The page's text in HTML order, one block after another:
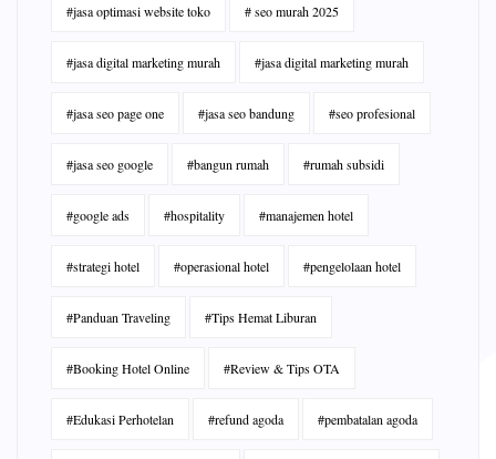
#jasa optimasi website toko # seo murah 2025
#jasa digital marketing murah #jasa digital marketing murah
#jasa seo page one #jasa seo bandung #seo profesional
#jasa seo google #bangun rumah #rumah subsidi
#google ads #hospitality #manajemen hotel
#strategi hotel #operasional hotel #pengelolaan hotel
#Panduan Traveling #Tips Hemat Liburan
#Booking Hotel Online #Review & Tips OTA
#Edukasi Perhotelan #refund agoda #pembatalan agoda